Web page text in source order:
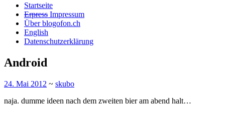
Startseite
Erpress Impressum
Über blogofon.ch
English
Datenschutzerklärung
Android
24. Mai 2012 ~ skubo
naja. dumme ideen nach dem zweiten bier am abend halt…